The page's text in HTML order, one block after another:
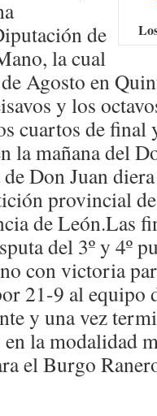
de
la cual
Agosto en
y los
cuartos de final
la mañana del
Don Juan
provincial
de León.Las
del 3º y 4º
con victoria
21-9 al equipo
y una vez
la modalidad
el Burgo